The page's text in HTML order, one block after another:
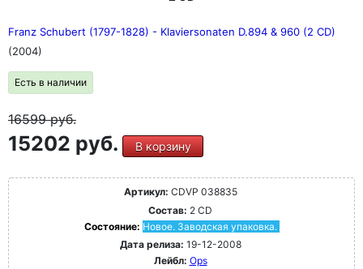
Franz Schubert (1797-1828) - Klaviersonaten D.894 & 960 (2 CD)
(2004)
Есть в наличии
16599руб.
15202 руб. В корзину
Артикул: CDVP 038835
Состав: 2 CD
Состояние: Новое. Заводская упаковка.
Дата релиза: 19-12-2008
Лейбл: Ops